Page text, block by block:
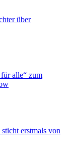
über
alle“ zum
erstmals von